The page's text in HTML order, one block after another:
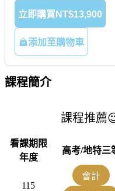
立即購買 NT$13,900
添加至購物車
課程簡介
課程推薦
看課期限
年度
高考/地特三
115
會計